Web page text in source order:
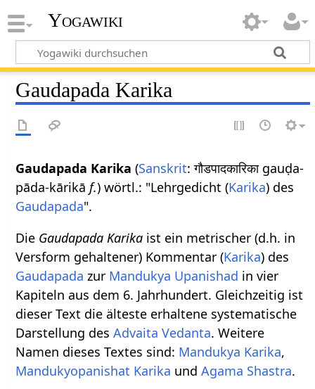
Yogawiki
Gaudapada Karika
Gaudapada Karika (Sanskrit: गौडपादकारिका gauḍa-
pāda-kārikāf.) wörtl.: "Lehrgedicht (Karika) des
Gaudapada".
Die Gaudapada Karika ist ein metrischer (d.h. in
Versform gehaltener) Kommentar (Karika) des
Gaudapada zur Mandukya Upanishad in vier
Kapiteln aus dem 6. Jahrhundert. Gleichzeitig ist
dieser Text die älteste erhaltene systematische
Darstellung desAdvaita Vedanta. Weitere
Namen dieses Textes sind: Mandukya Karika,
Mandukyopanishat Karika undAgama Shastra.